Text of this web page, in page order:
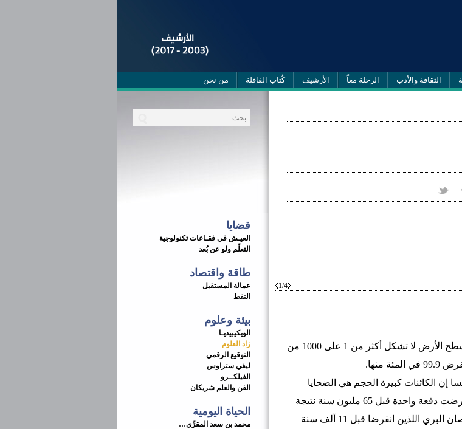
الثقافة والأدب الرحلة معاً الأرشيف كُتاب القافلة من نحن
قضايا
العيـش في فقـاعات تكنولوجية
التعلّم ولو عن بُعد
طاقة واقتصاد
عمالة المستقبل
النفط
بيئة وعلوم
الويكيبيديـا
زاد العلوم
التوقيع الرقمي
ليفي ستراوس
الفيلكــرو
الفن والعلم شريكان
الحياة اليومية
محمد بن سعد المقرِّي…
1/4
من المعروف أن كل الأنواع الحية الموجودة اليوم على سطح الأرض لا تشكل أكثر من 1 على 1000 من
منها.
إن الكائنات كبيرة الحجم هي الضحايا
الأولى للأزمات والكوارث . ويذكر بالديناصورات التي انقرضت دفعة واحدة قبل 65 مليون سنة نتيجة
عامل طبيعي غير محدد بدقة، وأيضاً فيلة الماموث والحصان البري اللذين انقرضا قبل 11 ألف سنة